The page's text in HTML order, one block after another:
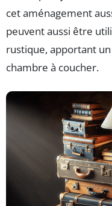
cet aménagement
peuvent aussi être
rustique, apportant
chambre à coucher.